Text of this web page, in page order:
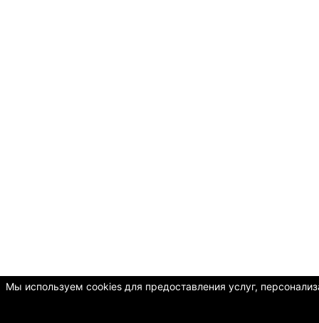
Мы используем cookies для предоставления услуг,